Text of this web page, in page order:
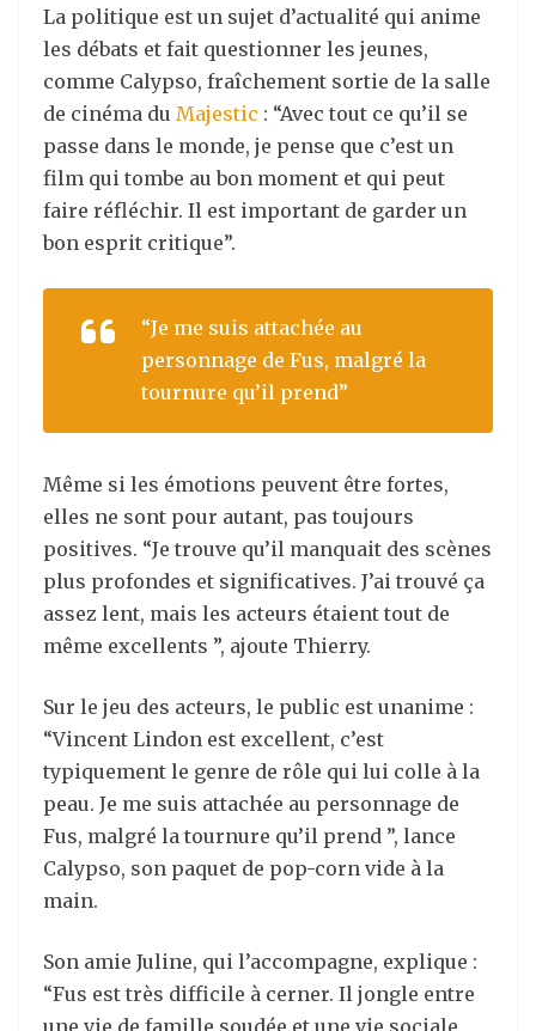
La politique est un sujet d’actualité qui anime
les débats et fait questionner les jeunes,
comme Calypso, fraîchement sortie de la salle
de cinéma du Majestic : “Avec tout ce qu’il se
passe dans le monde, je pense que c’est un
film qui tombe au bon moment et qui peut
faire réfléchir. Il est important de garder un
bon esprit critique”.
“Je me suis attachée au
personnage de Fus, malgré la
tournure qu’il prend”
Même si les émotions peuvent être fortes,
elles ne sont pour autant, pas toujours
positives. “Je trouve qu’il manquait des scènes
plus profondes et significatives. J’ai trouvé ça
assez lent, mais les acteurs étaient tout de
même excellents ”, ajoute Thierry.
Sur le jeu des acteurs, le public est unanime :
“Vincent Lindon est excellent, c’est
typiquement le genre de rôle qui lui colle à la
peau. Je me suis attachée au personnage de
Fus, malgré la tournure qu’il prend ”, lance
Calypso, son paquet de pop-corn vide à la
main.
Son amie Juline, qui l’accompagne, explique :
“Fus est très difficile à cerner. Il jongle entre
une vie de famille soudée et une vie sociale